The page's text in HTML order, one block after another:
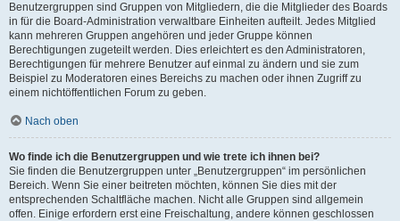
Benutzergruppen sind Gruppen von Mitgliedern, die die Mitglieder des Boards
in für die Board-Administration verwaltbare Einheiten aufteilt. Jedes Mitglied
kann mehreren Gruppen angehören und jeder Gruppe können
Berechtigungen zugeteilt werden. Dies erleichtert es den Administratoren,
Berechtigungen für mehrere Benutzer auf einmal zu ändern und sie zum
Beispiel zu Moderatoren eines Bereichs zu machen oder ihnen Zugriff zu
einem nichtöffentlichen Forum zu geben.
Nach oben
Wo finde ich die Benutzergruppen und wie trete ich ihnen bei?
Sie finden die Benutzergruppen unter „Benutzergruppen“ im persönlichen
Bereich. Wenn Sie einer beitreten möchten, können Sie dies mit der
entsprechenden Schaltfläche machen. Nicht alle Gruppen sind allgemein
offen. Einige erfordern erst eine Freischaltung, andere können geschlossen